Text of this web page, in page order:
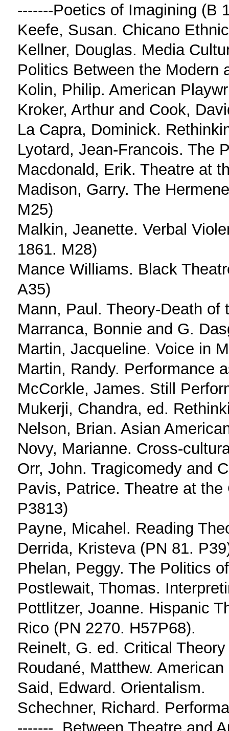
-------Poetics of Imagining (B
Keefe, Susan. Chicano
Kellner, Douglas. Media
Politics Between the Modern
Kolin, Philip. American
Kroker, Arthur and Cook,
La Capra, Dominick.
Lyotard, Jean-Francois. The
Macdonald, Erik. Theatre at
Madison, Garry. The
M25)
Malkin, Jeanette. Verbal
1861. M28)
Mance Williams. Black
A35)
Mann, Paul. Theory-Death of
Marranca, Bonnie and G.
Martin, Jacqueline. Voice in
Martin, Randy. Performance
McCorkle, James. Still
Mukerji, Chandra, ed.
Nelson, Brian. Asian
Novy, Marianne. Cross-
Orr, John. Tragicomedy and
Pavis, Patrice. Theatre at
P3813)
Payne, Micahel. Reading
Derrida, Kristeva (PN 81.
Phelan, Peggy. The Politics
Postlewait, Thomas.
Pottlitzer, Joanne. Hispanic
Rico (PN 2270. H57P68).
Reinelt, G. ed. Critical
Roudané, Matthew.
Said, Edward. Orientalism.
Schechner, Richard.